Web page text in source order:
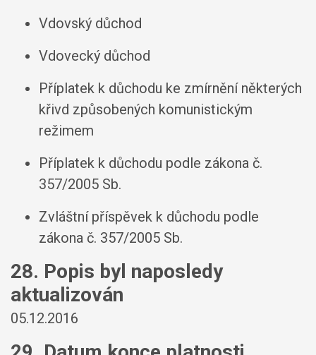
Vdovský důchod
Vdovecký důchod
Příplatek k důchodu ke zmírnění některých
křivd způsobených komunistickým
režimem
Příplatek k důchodu podle zákona č.
357/2005 Sb.
Zvláštní příspěvek k důchodu podle
zákona č. 357/2005 Sb.
28. Popis byl naposledy
aktualizován
05.12.2016